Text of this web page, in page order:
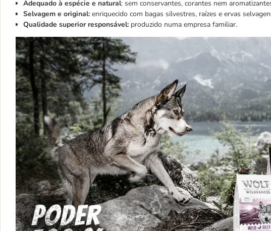
Adequado à espécie e natural: sem conservantes, corantes nem
Selvagem e original: enriquecido com bagas silvestres, raízes e ervas
Qualidade superior responsável: produzido numa empresa familiar.